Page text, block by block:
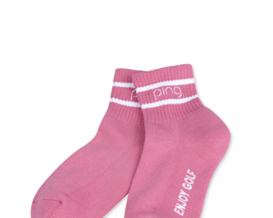
每筆NT$80，滿NT$1,000(含以上)免運費
每筆NT$80，滿NT$1,000(含以上)免運費
每筆NT$250，滿NT$2,000(含以上)免運費